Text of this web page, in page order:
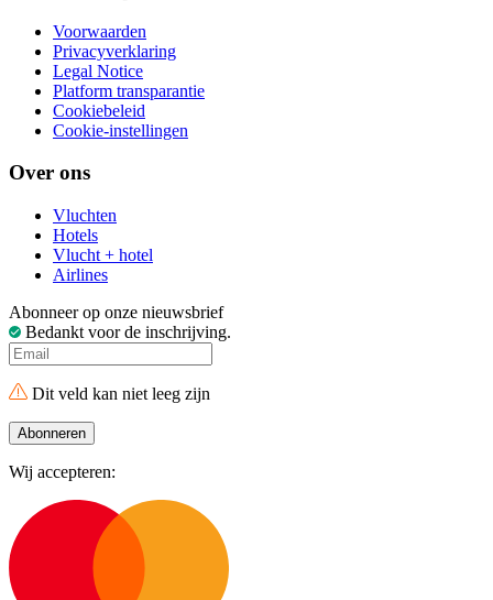
Voorwaarden
Privacyverklaring
Legal Notice
Platform transparantie
Cookiebeleid
Cookie-instellingen
Over ons
Vluchten
Hotels
Vlucht + hotel
Airlines
Abonneer op onze nieuwsbrief
Bedankt voor de inschrijving.
Dit veld kan niet leeg zijn
Abonneren
Wij accepteren: